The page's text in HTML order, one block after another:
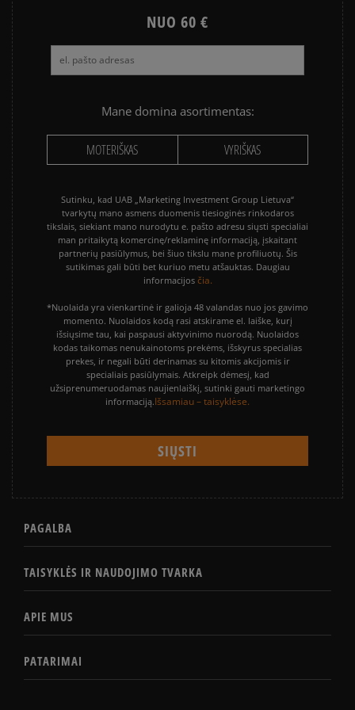
NUO 60 €
Mane domina asortimentas:
MOTERIŠKAS VYRIŠKAS
Sutinku, kad UAB „Marketing Investment Group Lietuva“
tvarkytų mano asmens duomenis tiesioginės rinkodaros
tikslais, siekiant mano nurodytu e. pašto adresu siųsti specialiai
man pritaikytą komercinę/reklaminę informaciją, įskaitant
partnerių pasiūlymus, bei šiuo tikslu mane profiliuotų. Šis
sutikimas gali būti bet kuriuo metu atšauktas. Daugiau
informacijos čia.
*Nuolaida yra vienkartinė ir galioja 48 valandas nuo jos gavimo
momento. Nuolaidos kodą rasi atskirame el. laiške, kurį
išsiųsime tau, kai paspausi aktyvinimo nuorodą. Nuolaidos
kodas taikomas nenukainotoms prekėms, išskyrus specialias
prekes, ir negali būti derinamas su kitomis akcijomis ir
specialiais pasiūlymais. Atkreipk dėmesį, kad
užsiprenumeruodamas naujienlaiškį, sutinki gauti marketingo
informaciją.Išsamiau – taisyklėse.
PAGALBA
TAISYKLĖS IR NAUDOJIMO TVARKA
APIE MUS
PATARIMAI